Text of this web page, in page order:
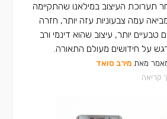
תערוכת העיצוב במילאנו שהתקיימה
עמה צבעוניות עזה יותר, חזרה
טבעיים יותר, עיצוב שהוא דינמי ורב
על חידושים מעולם התאורה.
מאת מירב סואד
קריאה